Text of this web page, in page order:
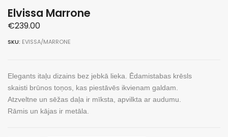
Elvissa Marrone
€239.00
SKU: EVISSA/MARRONE
Elegants itaļu dizains bez jebkā lieka. Ēdamistabas krēsls
skaisti brūnos toņos, kas piestāvēs ikvienam galdam.
Atzveltne un sēžas daļa ir mīksta, apvilkta ar audumu.
Rāmis un kājas ir metāla.